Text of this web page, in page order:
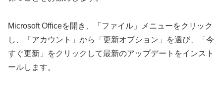
Microsoft Officeを開き、「ファイル」メニューをクリック
し、「アカウント」から「更新オプション」を選び、「今
すぐ更新」をクリックして最新のアップデートをインスト
ールします。